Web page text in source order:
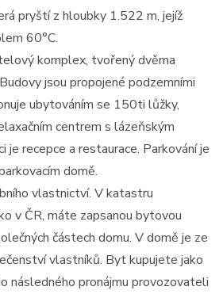
pryští z hloubky 1.522 m, jejíž
60°C.
komplex, tvořený dvěma
jsou propojené podzemními
ubytováním se 150ti lůžky,
centrem s lázeňským
je recepce a restaurace. Parkování je
domě.
vlastnictví. V katastru
v ČR, máte zapsanou bytovou
částech domu. V domě je ze
vlastníků. Byt kupujete jako
následného pronájmu provozovateli